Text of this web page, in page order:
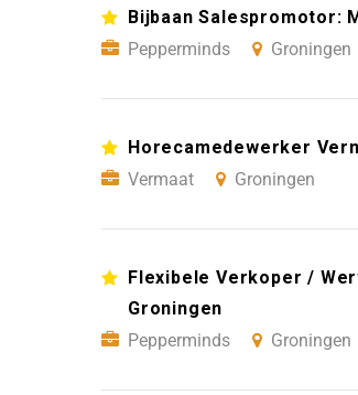
Bijbaan Salespromotor:
Pepperminds
Groningen
Horecamedewerker
Vermaat
Groningen
Flexibele Verkoper /
Groningen
Pepperminds
Groningen